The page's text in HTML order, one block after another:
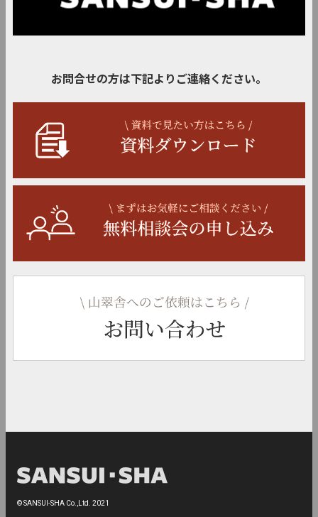
お問合せの方は下記よりご連絡ください。
© SANSUI-SHA Co.,Ltd. 2021